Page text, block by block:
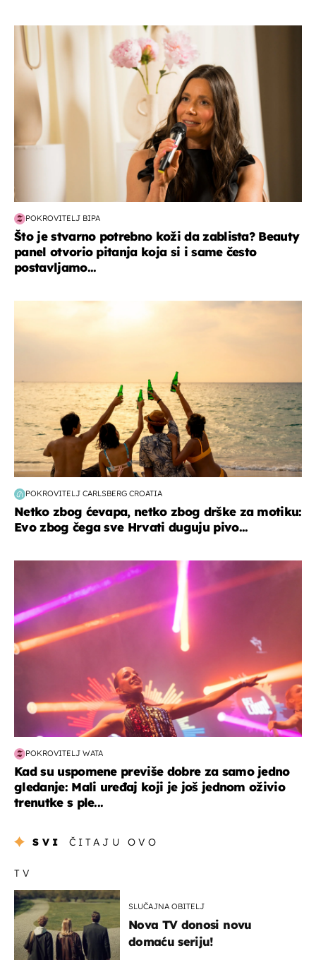
moda & ljepota
POKROVITELJ BIPA
Što je stvarno potrebno koži da zablista? Beauty
panel otvorio pitanja koja si i same često
postavljamo...
POKROVITELJ CARLSBERG CROATIA
Netko zbog ćevapa, netko zbog drške za motiku:
Evo zbog čega sve Hrvati duguju pivo...
POKROVITELJ WATA
Kad su uspomene previše dobre za samo jedno
gledanje: Mali uređaj koji je još jednom oživio
trenutke s ple...
SVI ČITAJU OVO
TV
SLUČAJNA OBITELJ
Nova TV donosi novu
domaću seriju!